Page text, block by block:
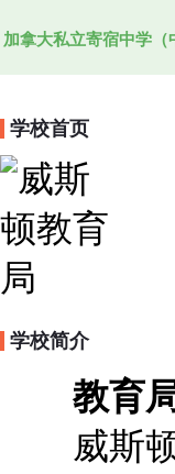
加拿大私立寄宿中学（
学校首页
学校简介
教育
威斯顿